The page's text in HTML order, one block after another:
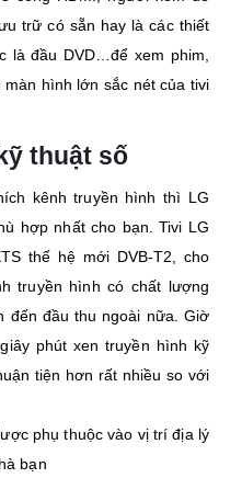
trữ có sẵn hay là các thiết
là đầu DVD…để xem phim,
hình lớn sắc nét của tivi
thuật số
kênh truyền hình thì LG
hợp nhất cho bạn. Tivi LG
thế hệ mới DVB-T2, cho
truyền hình có chất lượng
đến đầu thu ngoài nữa. Giờ
phút xen truyền hình kỹ
tiện hơn rất nhiều so với
phụ thuộc vào vị trí địa lý
bạn